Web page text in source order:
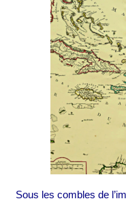
Sous les combles de